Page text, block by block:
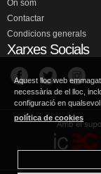
On som
Contactar
Condicions generals
Xarxes Socials
Aquest lloc web
necessària de el lloc,
configuració en
política de cookies